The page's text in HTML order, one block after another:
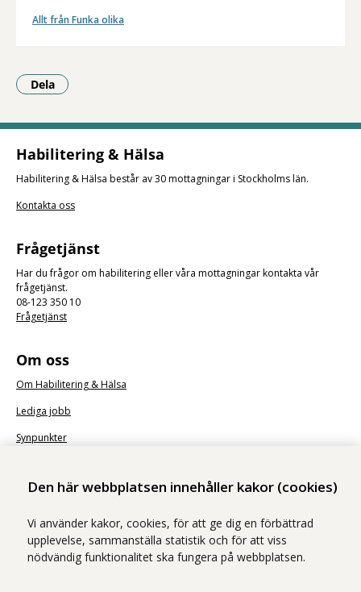
Den här webbplatsen innehåller kakor (cookies)
Vi använder kakor, cookies, för att ge dig en förbättrad
upplevelse, sammanställa statistik och för att viss
nödvändig funktionalitet ska fungera på webbplatsen.
Allt från Funka olika
Dela
- Klicka för att öppna delningsalternativ.
Habilitering & Hälsa
Habilitering & Hälsa består av 30 mottagningar i Stockholms län.
Kontakta oss
Frågetjänst
Har du frågor om habilitering eller våra mottagningar kontakta vår
frågetjänst.
08-123 350 10
Frågetjänst
Om oss
Om Habilitering & Hälsa
Lediga jobb
Synpunkter